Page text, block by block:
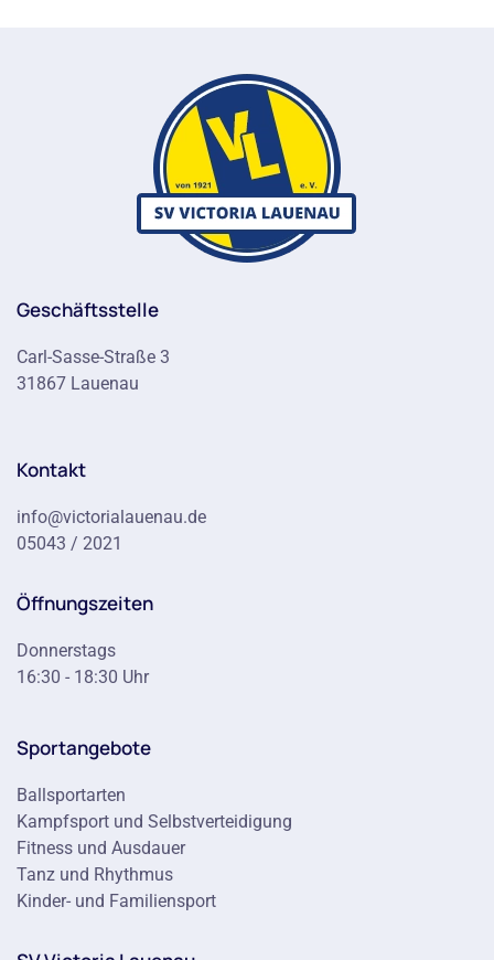
Geschäftsstelle
Carl-Sasse-Straße 3
31867 Lauenau
Kontakt
info@victorialauenau.de
05043 / 2021
Öffnungszeiten
Donnerstags
16:30 - 18:30 Uhr
Sportangebote
Ballsportarten
Kampfsport und Selbstverteidigung
Fitness und Ausdauer
Tanz und Rhythmus
Kinder- und Familiensport